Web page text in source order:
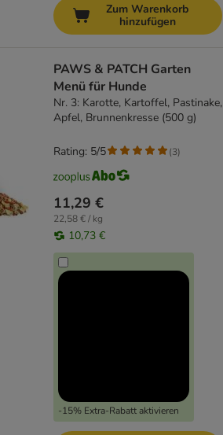
Zum Warenkorb
hinzufügen
PAWS & PATCH Garten
Menü für Hunde
Nr. 3: Karotte, Kartoffel, Pastinake,
Apfel, Brunnenkresse (500 g)
11,29 €
22,58 € / kg
10,73 €
-15% Extra-Rabatt aktivieren
Rating: 5/5 (3)